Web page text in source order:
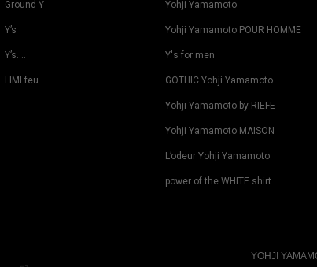
Ground Y
Y’s
Y’s….
LIMI feu
Yohji Yamamoto
Yohji Yamamoto POUR HOMME
Y's for men
GOTHIC Yohji Yamamoto
Yohji Yamamoto by RIEFE
Yohji Yamamoto MAISON
L’odeur Yohji Yamamoto
power of the WHITE shirt
YOHJI